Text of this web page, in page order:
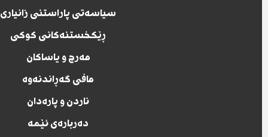
سیاسەتی پاراستنی زانیاری
ڕێکخستنەکانی کوکی
مەرج و یاساکان
مافی گەڕاندنەوە
ناردن و پارەدان
دەربارەی ئێمە